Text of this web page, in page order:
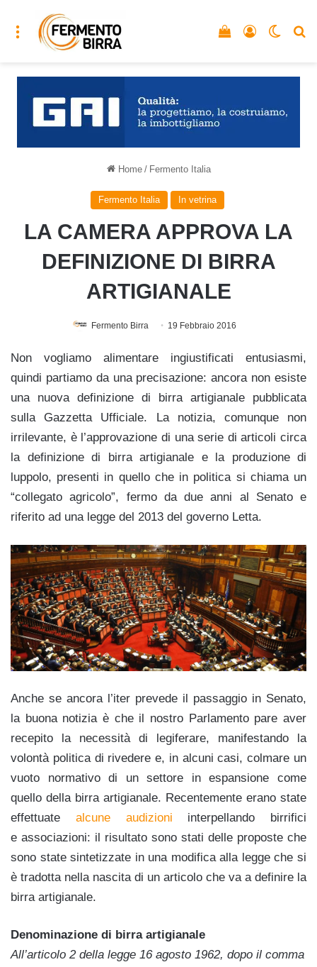
Menu Accedi
Vedi il carrello
Home / Fermento Italia
Fermento Italia In vetrina
LA CAMERA APPROVA LA
DEFINIZIONE DI BIRRA
ARTIGIANALE
Fermento Birra 19 Febbraio 2016
Non vogliamo alimentare ingiustificati entusiasmi,
quindi partiamo da una precisazione: ancora non esiste
una nuova definizione di birra artigianale pubblicata
sulla Gazzetta Ufficiale. La notizia, comunque non
irrilevante, è l’approvazione di una serie di articoli circa
la definizione di birra artigianale e la produzione di
luppolo, presenti in quello che in politica si chiama un
“collegato agricolo”, fermo da due anni al Senato e
riferito ad una legge del 2013 del governo Letta.
Anche se ancora l’iter prevede il passaggio in Senato,
la buona notizia è che il nostro Parlamento pare aver
recepito la necessità di legiferare, manifestando la
volontà politica di rivedere e, in alcuni casi, colmare un
vuoto normativo di un settore in espansione come
quello della birra artigianale. Recentemente erano state
effettuate alcune audizioni interpellando birrifici
e associazioni: il risultato sono stati delle proposte che
sono state sintetizzate in una modifica alla legge che si
è tradotta nella nascita di un articolo che va a definire la
birra artigianale.
Denominazione di birra artigianale
All’articolo 2 della legge 16 agosto 1962, dopo il comma